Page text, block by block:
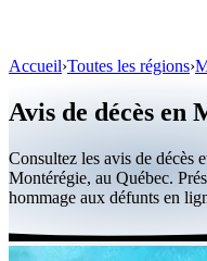
Personnalités publiques
Québec
Canada
International
Accueil›Toutes les régions›
Avis de décès en
Consultez les avis de décès
Montérégie, au Québec.
hommage aux défunts en